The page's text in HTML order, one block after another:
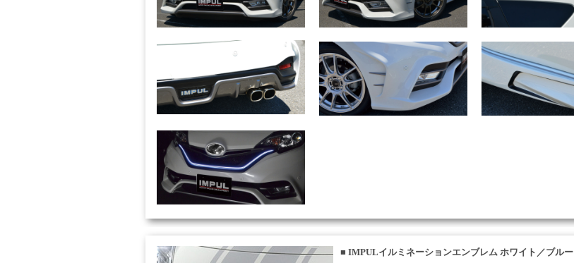
■ IMPULイルミネーションエンブレム ホワイト／ブルー